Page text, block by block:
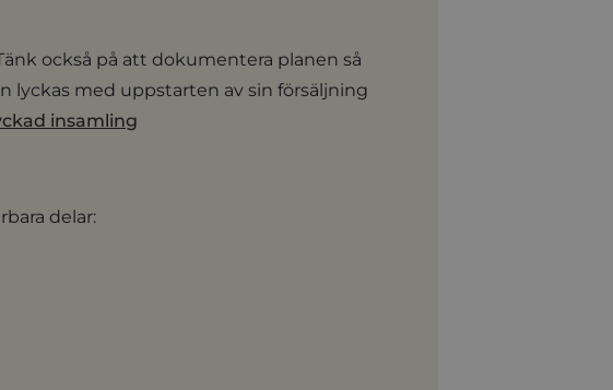
också på att dokumentera planen så
lyckas med uppstarten av sin försäljning
insamling
delar: